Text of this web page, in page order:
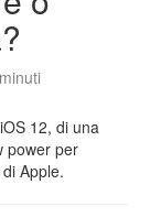
12, di una
power per
Apple.